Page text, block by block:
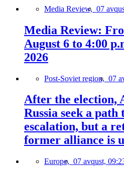
Media Review, 07
Media Review:
August 6 to 4:00
2026
Post-Soviet region, 07
After the election,
Russia seek a path
escalation, but a
former alliance is
Europe, 07 avqust,